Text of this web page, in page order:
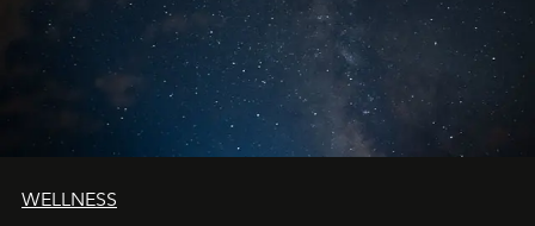
WELLNESS